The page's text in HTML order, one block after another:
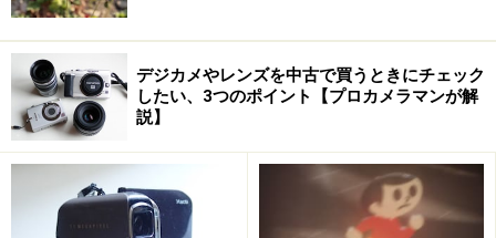
デジカメやレンズを中古で買うときにチェック
したい、3つのポイント【プロカメラマンが解
説】